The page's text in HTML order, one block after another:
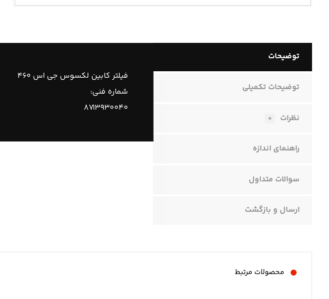
توضیحات
توضیحات تکمیلی
نظرات ۰
راهنمای اندازه
سوالات متداول
ارسال و بازگشت
فیلتر کابین لکسوس جی اس ۴۶۰
شماره فنی:
۸۷۱۳۹۳۰۰۴۰
محصولات مرتبط